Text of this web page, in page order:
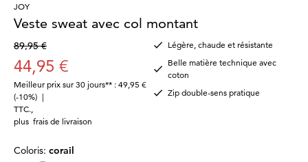
JOY
Veste sweat avec col montant
89,95 €
44,95 €
Meilleur prix sur 30 jours** : 49,95 €
(-10%) |
TTC.
plus frais de livraison
Légère, chaude et résistante
Belle matière technique avec
coton
Zip double-sens pratique
Coloris: corail